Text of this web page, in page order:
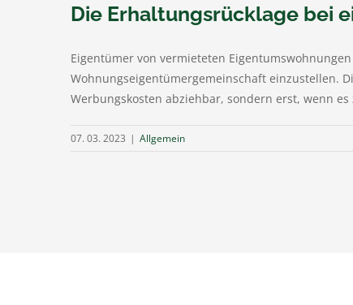
Die Erhaltungsrücklage bei
Eigentümer von vermieteten
Wohnungseigentümergemeinschaft einzustellen.
Werbungskosten abziehbar, sondern erst, wenn
07. 03. 2023 | Allgemein